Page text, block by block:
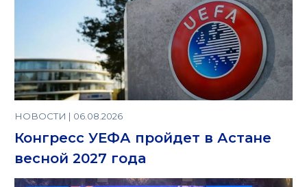
НОВОСТИ | 06.08.2026
Конгресс УЕФА пройдет в Астане
весной 2027 года